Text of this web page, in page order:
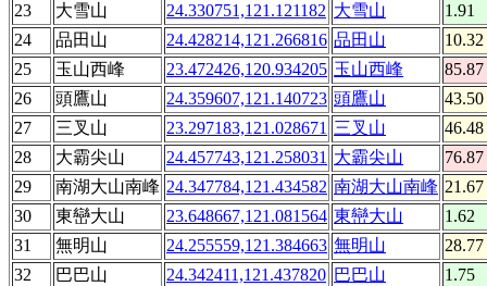
23
大雪山 24.330751,121.121182 大雪山
1.91
24
品田山 24.428214,121.266816 品田山
10.32
25
玉山西峰 23.472426,120.934205 玉山西峰
85.87
26
頭鷹山 24.359607,121.140723 頭鷹山
43.50
27
三叉山 23.297183,121.028671 三叉山
46.48
28
大霸尖山 24.457743,121.258031 大霸尖山
76.87
29
南湖大山南峰 24.347784,121.434582 南湖大山南峰 21.67
30
東巒大山 23.648667,121.081564 東巒大山
1.62
31
無明山 24.255559,121.384663 無明山
28.77
32
巴巴山 24.342411,121.437820 巴巴山
1.75